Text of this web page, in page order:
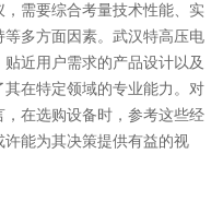
需要综合考量技术性能、实
多方面因素。武汉特高压电
近用户需求的产品设计以及
在特定领域的专业能力。对
在选购设备时，参考这些经
能为其决策提供有益的视